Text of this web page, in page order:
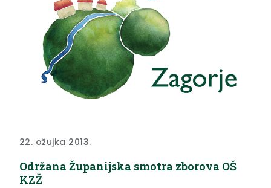
22. ožujka 2013.
Održana Županijska smotra zborova OŠ
KZŽ